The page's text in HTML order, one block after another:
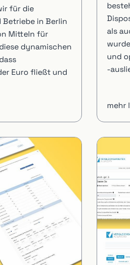
für die
in Berlin
Mitteln für
dynamischen
Euro fließt und
als
und
-
mehr